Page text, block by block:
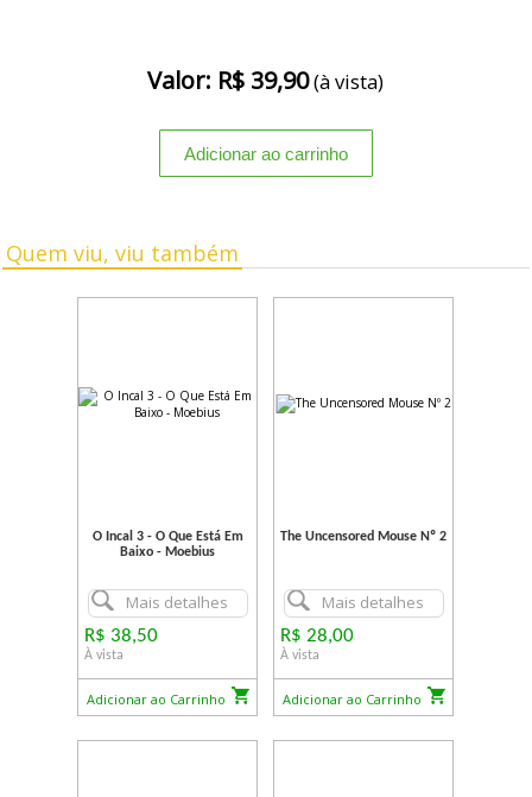
Valor: R$ 39,90(à vista)
Quem viu, viu também
O Incal 3 - O Que Está Em
Baixo - Moebius
Mais detalhes
R$ 38,50
À vista
Adicionar ao Carrinho
The Uncensored Mouse Nº 2
Mais detalhes
R$ 28,00
À vista
Adicionar ao Carrinho